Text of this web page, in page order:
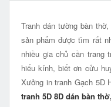
Tranh dán tường bàn
sản phẩm được tìm rất
nhiều gia chủ cần trang
hiếu kính, biết ơn cửu
Xưởng in tranh Gạch 5D
tranh 5D 8D dán bàn